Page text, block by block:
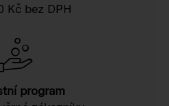
Kč bez DPH
program